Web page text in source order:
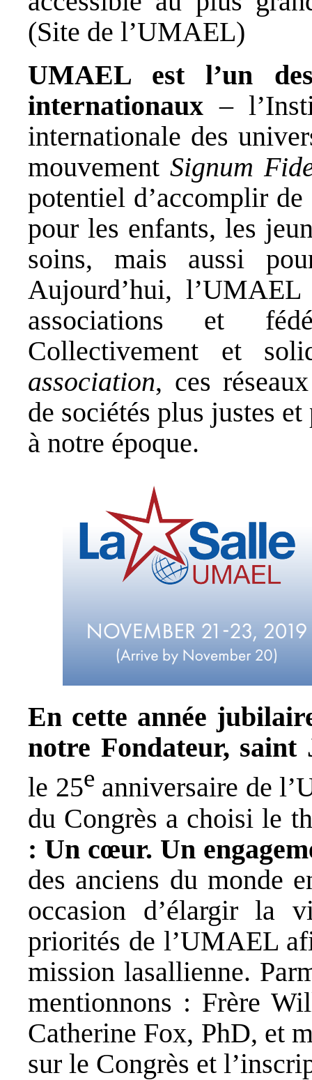
(Site de l’UMAEL)
UMAEL est l’un
internationaux –
internationale des
mouvementSignum
potentiel d’accomplir de
pour les enfants, les
soins, mais aussi
Aujourd’hui,
associations et
Collectivement et
association, ces
de sociétés plus justes
à notre époque.
En cette année
notre Fondateur, saint
le 25eanniversaire de
du Congrès a choisi le
: Un cœur. Un
des anciens du monde
occasion d’élargir la
priorités de l’UMAEL
mission lasallienne.
mentionnons : Frère
Catherine Fox, PhD, et
sur le Congrès et